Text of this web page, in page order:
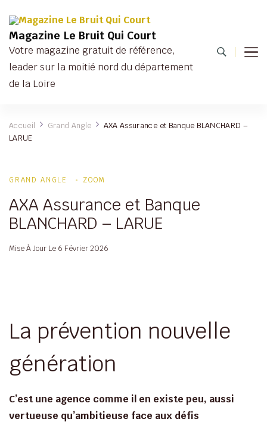
Magazine Le Bruit Qui Court
Votre magazine gratuit de référence,
leader sur la moitié nord du département
de la Loire
Accueil Grand Angle
AXA Assurance et Banque BLANCHARD –
LARUE
GRAND ANGLE ZOOM
AXA Assurance et Banque
BLANCHARD – LARUE
Mise À Jour Le 6 Février 2026
La prévention nouvelle
génération
C’est une agence comme il en existe peu, aussi
vertueuse qu’ambitieuse face aux défis